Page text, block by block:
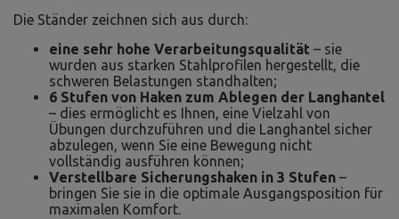
Die Ständer zeichnen sich aus durch:
eine sehr hohe Verarbeitungsqualität – sie
wurden aus starken Stahlprofilen hergestellt, die
schweren Belastungen standhalten;
6 Stufen von Haken zum Ablegen der Langhantel
– dies ermöglicht es Ihnen, eine Vielzahl von
Übungen durchzuführen und die Langhantel sicher
abzulegen, wenn Sie eine Bewegung nicht
vollständig ausführen können;
Verstellbare Sicherungshaken in 3 Stufen –
bringen Sie sie in die optimale Ausgangsposition für
maximalen Komfort.